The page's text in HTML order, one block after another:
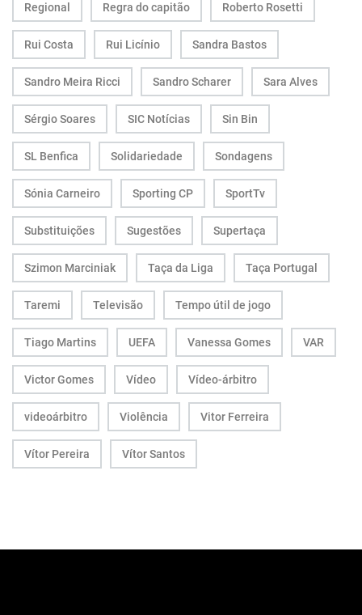
Regional Regra do capitão Roberto Rosetti
Rui Costa Rui Licínio Sandra Bastos
Sandro Meira Ricci Sandro Scharer Sara Alves
Sérgio Soares SIC Notícias Sin Bin
SL Benfica Solidariedade Sondagens
Sónia Carneiro Sporting CP SportTv
Substituições Sugestões Supertaça
Szimon Marciniak Taça da Liga Taça Portugal
Taremi Televisão Tempo útil de jogo
Tiago Martins UEFA Vanessa Gomes VAR
Victor Gomes Vídeo Vídeo-árbitro
videoárbitro Violência Vitor Ferreira
Vítor Pereira Vítor Santos